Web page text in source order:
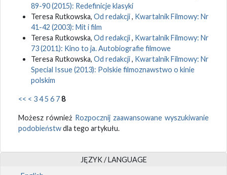
89-90 (2015): Redefinicje klasyki
Teresa Rutkowska, Od redakcji, Kwartalnik Filmowy: Nr
41-42 (2003): Mit i film
Teresa Rutkowska, Od redakcji, Kwartalnik Filmowy: Nr
73 (2011): Kino to ja. Autobiografie filmowe
Teresa Rutkowska, Od redakcji, Kwartalnik Filmowy: Nr
Special Issue (2013): Polskie filmoznawstwo o kinie
polskim
<< < 345 6 78
Możesz również Rozpocznij zaawansowane wyszukiwanie
podobieństwdla tego artykułu.
JĘZYK / LANGUAGE